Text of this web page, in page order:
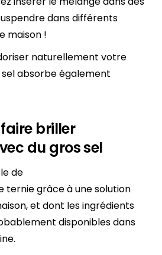
dans différents
maison !
naturellement votre
absorbe également
briller
du gros sel
de
ternie grâce à une solution
et dont les ingrédients
disponibles dans